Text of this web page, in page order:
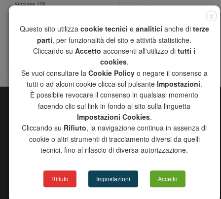
Versione 106
Non disponibile con apertura
Versione 320
secondi (11 Nm)
32
manuale dall'alto.
CHANNEL
AZIENDA
PRODOTTI
DOWNLOAD
PROGETTO 2000
X
Questo sito utilizza cookie tecnici e analitici anche di terze
parti, per funzionalità del sito e attività statistiche.
Cliccando su Accetto acconsenti all'utilizzo di tutti i
cookies.
Se vuoi consultare la Cookie Policyo negare il consenso a
tutti o ad alcuni cookie clicca sul pulsante Impostazioni.
È possibile revocare il consenso in qualsiasi momento
facendo clic sul link in fondo al sito sulla linguetta
Impostazioni Cookies.
Cliccando su Rifiuto, la navigazione continua in assenza di
cookie o altri strumenti di tracciamento diversi da quelli
tecnici, fino al rilascio di diversa autorizzazione.
Rifiuto Impostazioni Accetto